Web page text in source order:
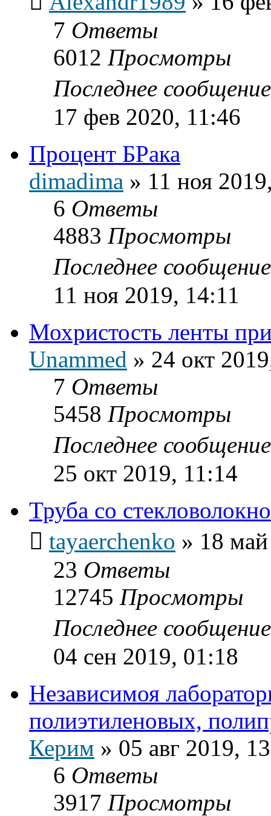
7 Ответы
6012 Просмотры
Последнее
17 фев 2020, 11:46
Процент БРака
dimadima » 11 ноя
6 Ответы
4883 Просмотры
Последнее
11 ноя 2019, 14:11
Мохристость ленты
Unammed » 24 окт
7 Ответы
5458 Просмотры
Последнее
25 окт 2019, 11:14
Труба со
tayaerchenko » 18
23 Ответы
12745 Просмотры
Последнее
04 сен 2019, 01:18
Независимоя
полиэтиленовых,
Керим » 05 авг 2019,
6 Ответы
3917 Просмотры